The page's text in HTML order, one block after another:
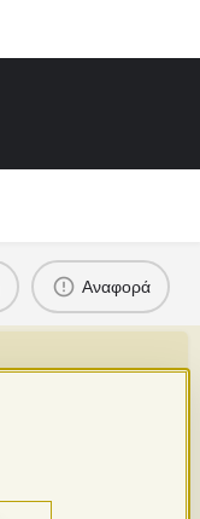
Αναφορά